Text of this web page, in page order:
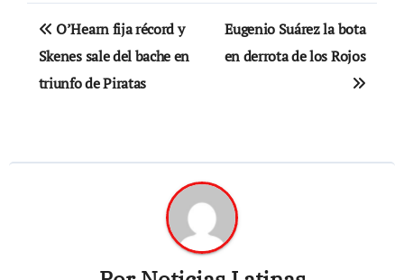
Navegación
de
entradas
O’Hearn fija récord y
Skenes sale del bache en
triunfo de Piratas
Eugenio Suárez la bota
en derrota de los Rojos